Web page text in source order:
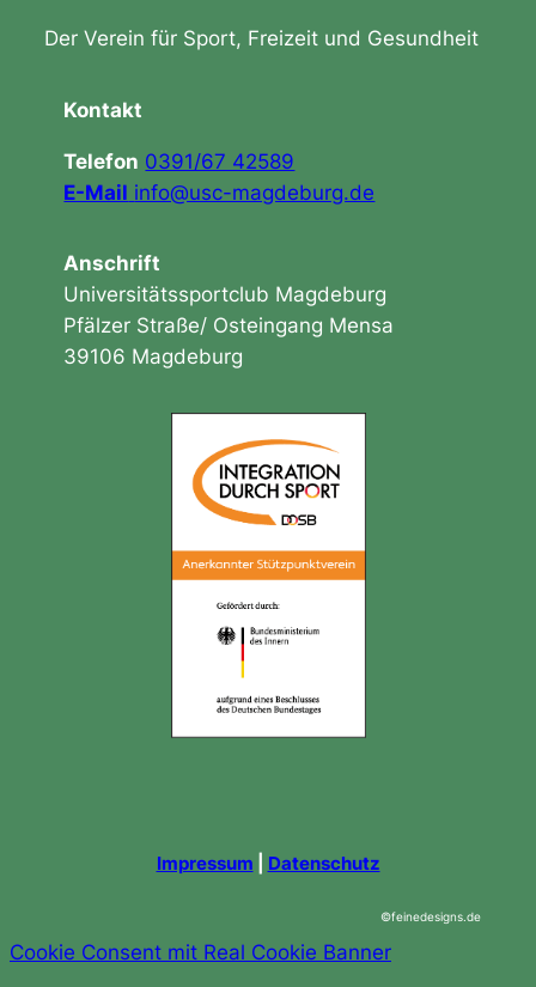
Der Verein für Sport, Freizeit und Gesundheit
Kontakt
Telefon 0391/67 42589
E-Mail info@usc-magdeburg.de
Anschrift
Universitätssportclub Magdeburg
Pfälzer Straße/ Osteingang Mensa
39106 Magdeburg
Impressum Datenschutz
©feinedesigns.de
Cookie Consent mit Real Cookie Banner